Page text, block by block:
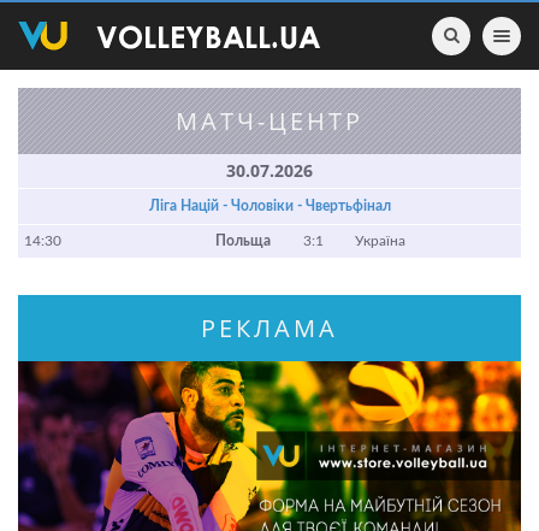
Toggle
МАТЧ-ЦЕНТР
30.07.2026
Ліга Націй - Чоловіки - Чвертьфінал
14:30 Польща 3:1 Україна
РЕКЛАМА